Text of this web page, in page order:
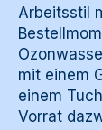
Arbeitsstil
mit einem
einem
Vorrat